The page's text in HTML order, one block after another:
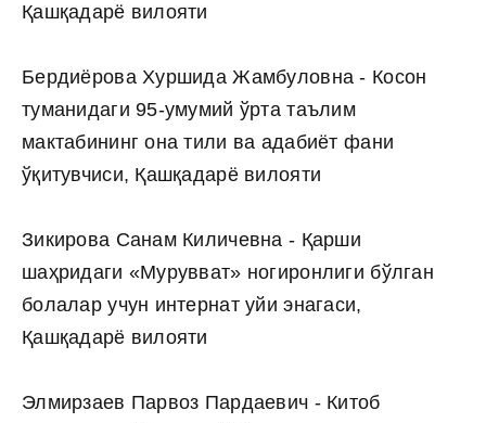
Қашқадарё вилояти
Бердиёрова Хуршида Жамбуловна - Косон
туманидаги 95-умумий ўрта таълим
мактабининг она тили ва адабиёт фани
ўқитувчиси, Қашқадарё вилояти
Зикирова Санам Киличевна - Қарши
шаҳридаги «Мурувват» ногиронлиги бўлган
болалар учун интернат уйи энагаси,
Қашқадарё вилояти
Элмирзаев Парвоз Пардаевич - Китоб